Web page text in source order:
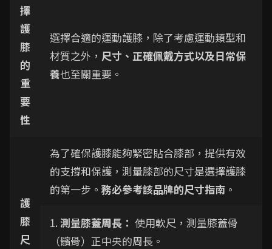
擇
護
膝
的
重
要
性
選擇合適的運動護膝，除了考慮運動類型和
材質之外， 尺寸、正確佩戴方式以及日常保
養也至關重要。
護
膝
尺
為了確保護膝能夠緊密貼合膝部，提供有效
的支撐和保護，測量膝部的尺寸是選擇護膝
的第一步。 務必參考該品牌的尺寸指南 。
1. 測量膝蓋周長： 使用軟尺，測量膝蓋骨
（髕骨）正中央的周長。